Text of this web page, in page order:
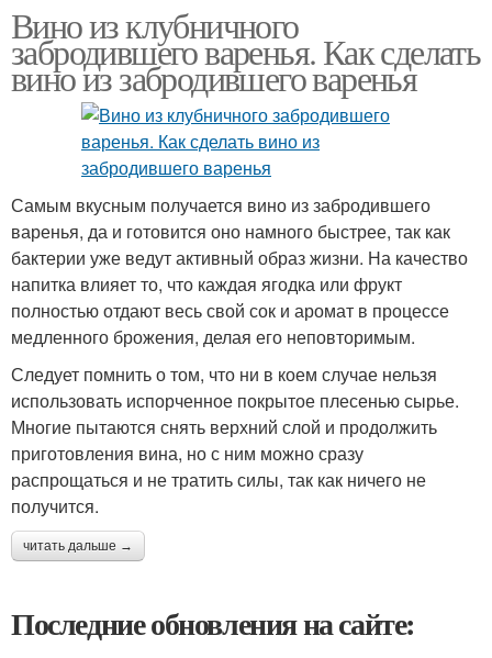
Вино из клубничного
забродившего варенья. Как сделать
вино из забродившего варенья
Самым вкусным получается вино из забродившего
варенья, да и готовится оно намного быстрее, так как
бактерии уже ведут активный образ жизни. На качество
напитка влияет то, что каждая ягодка или фрукт
полностью отдают весь свой сок и аромат в процессе
медленного брожения, делая его неповторимым.
Следует помнить о том, что ни в коем случае нельзя
использовать испорченное покрытое плесенью сырье.
Многие пытаются снять верхний слой и продолжить
приготовления вина, но с ним можно сразу
распрощаться и не тратить силы, так как ничего не
получится.
читать дальше →
Последние обновления на сайте: